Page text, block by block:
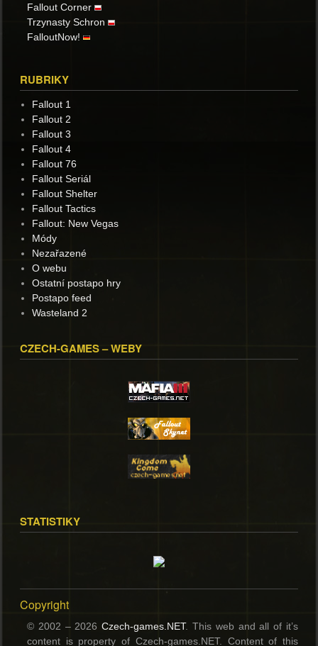
Fallout Corner
Trzynasty Schron
FalloutNow!
RUBRIKY
Fallout 1
Fallout 2
Fallout 3
Fallout 4
Fallout 76
Fallout Seriál
Fallout Shelter
Fallout Tactics
Fallout: New Vegas
Módy
Nezařazené
O webu
Ostatní postapo hry
Postapo feed
Wasteland 2
CZECH-GAMES – WEBY
STATISTIKY
Copyright
© 2002 – 2026Czech-games.NET. This web and all of it’s
content is property of Czech-games.NET. Content of this